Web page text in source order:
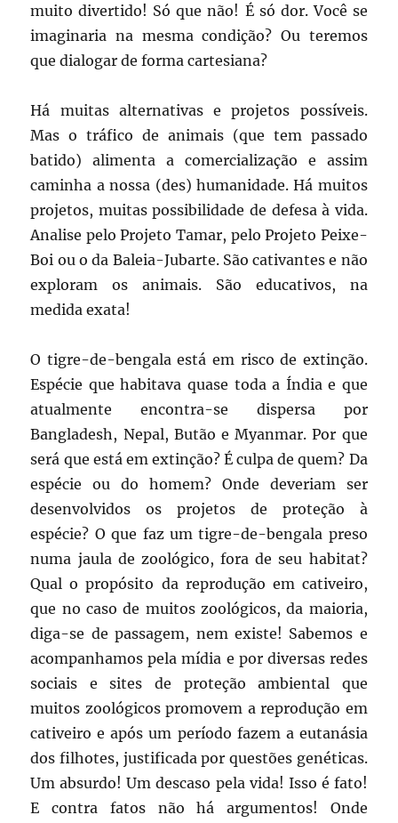
muito divertido! Só que não! É só dor. Você se
imaginaria na mesma condição? Ou teremos
que dialogar de forma cartesiana?
Há muitas alternativas e projetos possíveis.
Mas o tráfico de animais (que tem passado
batido) alimenta a comercialização e assim
caminha a nossa (des) humanidade. Há muitos
projetos, muitas possibilidade de defesa à vida.
Analise pelo Projeto Tamar, pelo Projeto Peixe-
Boi ou o da Baleia-Jubarte. São cativantes e não
exploram os animais. São educativos, na
medida exata!
O tigre-de-bengala está em risco de extinção.
Espécie que habitava quase toda a Índia e que
atualmente encontra-se dispersa por
Bangladesh, Nepal, Butão e Myanmar. Por que
será que está em extinção? É culpa de quem? Da
espécie ou do homem? Onde deveriam ser
desenvolvidos os projetos de proteção à
espécie? O que faz um tigre-de-bengala preso
numa jaula de zoológico, fora de seu habitat?
Qual o propósito da reprodução em cativeiro,
que no caso de muitos zoológicos, da maioria,
diga-se de passagem, nem existe! Sabemos e
acompanhamos pela mídia e por diversas redes
sociais e sites de proteção ambiental que
muitos zoológicos promovem a reprodução em
cativeiro e após um período fazem a eutanásia
dos filhotes, justificada por questões genéticas.
Um absurdo! Um descaso pela vida! Isso é fato!
E contra fatos não há argumentos! Onde